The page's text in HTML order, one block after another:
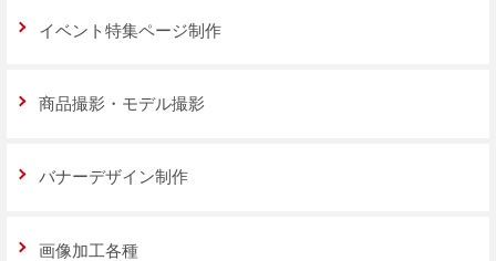
イベント特集ページ制作
商品撮影・モデル撮影
バナーデザイン制作
画像加工各種